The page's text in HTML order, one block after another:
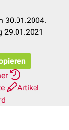
30.01.2004.
29.01.2021
Artikel